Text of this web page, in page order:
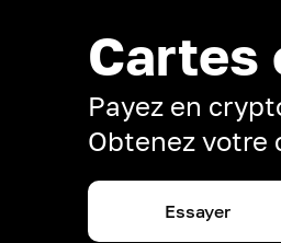
Cartes
Payez en
Obtenez votre
Essayer